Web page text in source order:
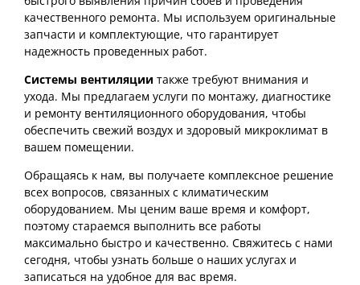
качественного ремонта. Мы используем оригинальные
запчасти и комплектующие, что гарантирует
надежность проведенных работ.
Системы вентиляции также требуют внимания и
ухода. Мы предлагаем услуги по монтажу, диагностике
и ремонту вентиляционного оборудования, чтобы
обеспечить свежий воздух и здоровый микроклимат в
вашем помещении.
Обращаясь к нам, вы получаете комплексное решение
всех вопросов, связанных с климатическим
оборудованием. Мы ценим ваше время и комфорт,
поэтому стараемся выполнить все работы
максимально быстро и качественно. Свяжитесь с нами
сегодня, чтобы узнать больше о наших услугах и
записаться на удобное для вас время.